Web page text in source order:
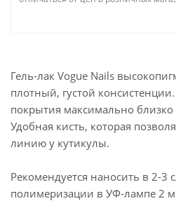
Гель-лак Vogue Nails
плотный, густой
покрытия максимально близко
Удобная кисть, которая
линию у кутикулы.
Рекомендуется наносить в 2-3
полимеризации в УФ-лампе 2